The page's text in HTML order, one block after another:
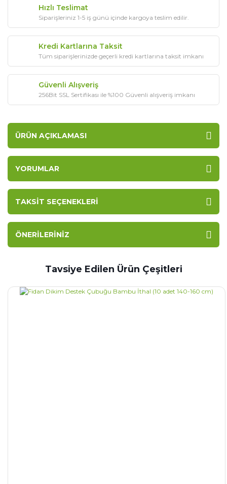
Hızlı Teslimat
Siparişleriniz 1-5 iş günü içinde kargoya teslim edilir.
Kredi Kartlarına Taksit
Tüm siparişlerinizde geçerli kredi kartlarına taksit imkanı
Güvenli Alışveriş
256Bit SSL Sertifikası ile %100 Güvenli alışveriş imkanı
ÜRÜN AÇIKLAMASI
YORUMLAR
TAKSIT SEÇENEKLERI
ÖNERILERINIZ
Tavsiye Edilen Ürün Çeşitleri